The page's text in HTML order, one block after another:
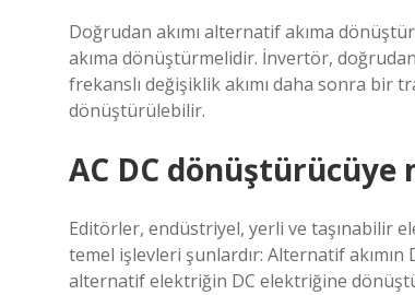
Doğrudan akımı alternatif akıma
akıma dönüştürmelidir. İnvertör,
frekanslı değişiklik akımı daha sonra bir
dönüştürülebilir.
AC DC dönüştürücüye
Editörler, endüstriyel, yerli ve taşınabilir
temel işlevleri şunlardır: Alternatif
alternatif elektriğin DC elektriğine